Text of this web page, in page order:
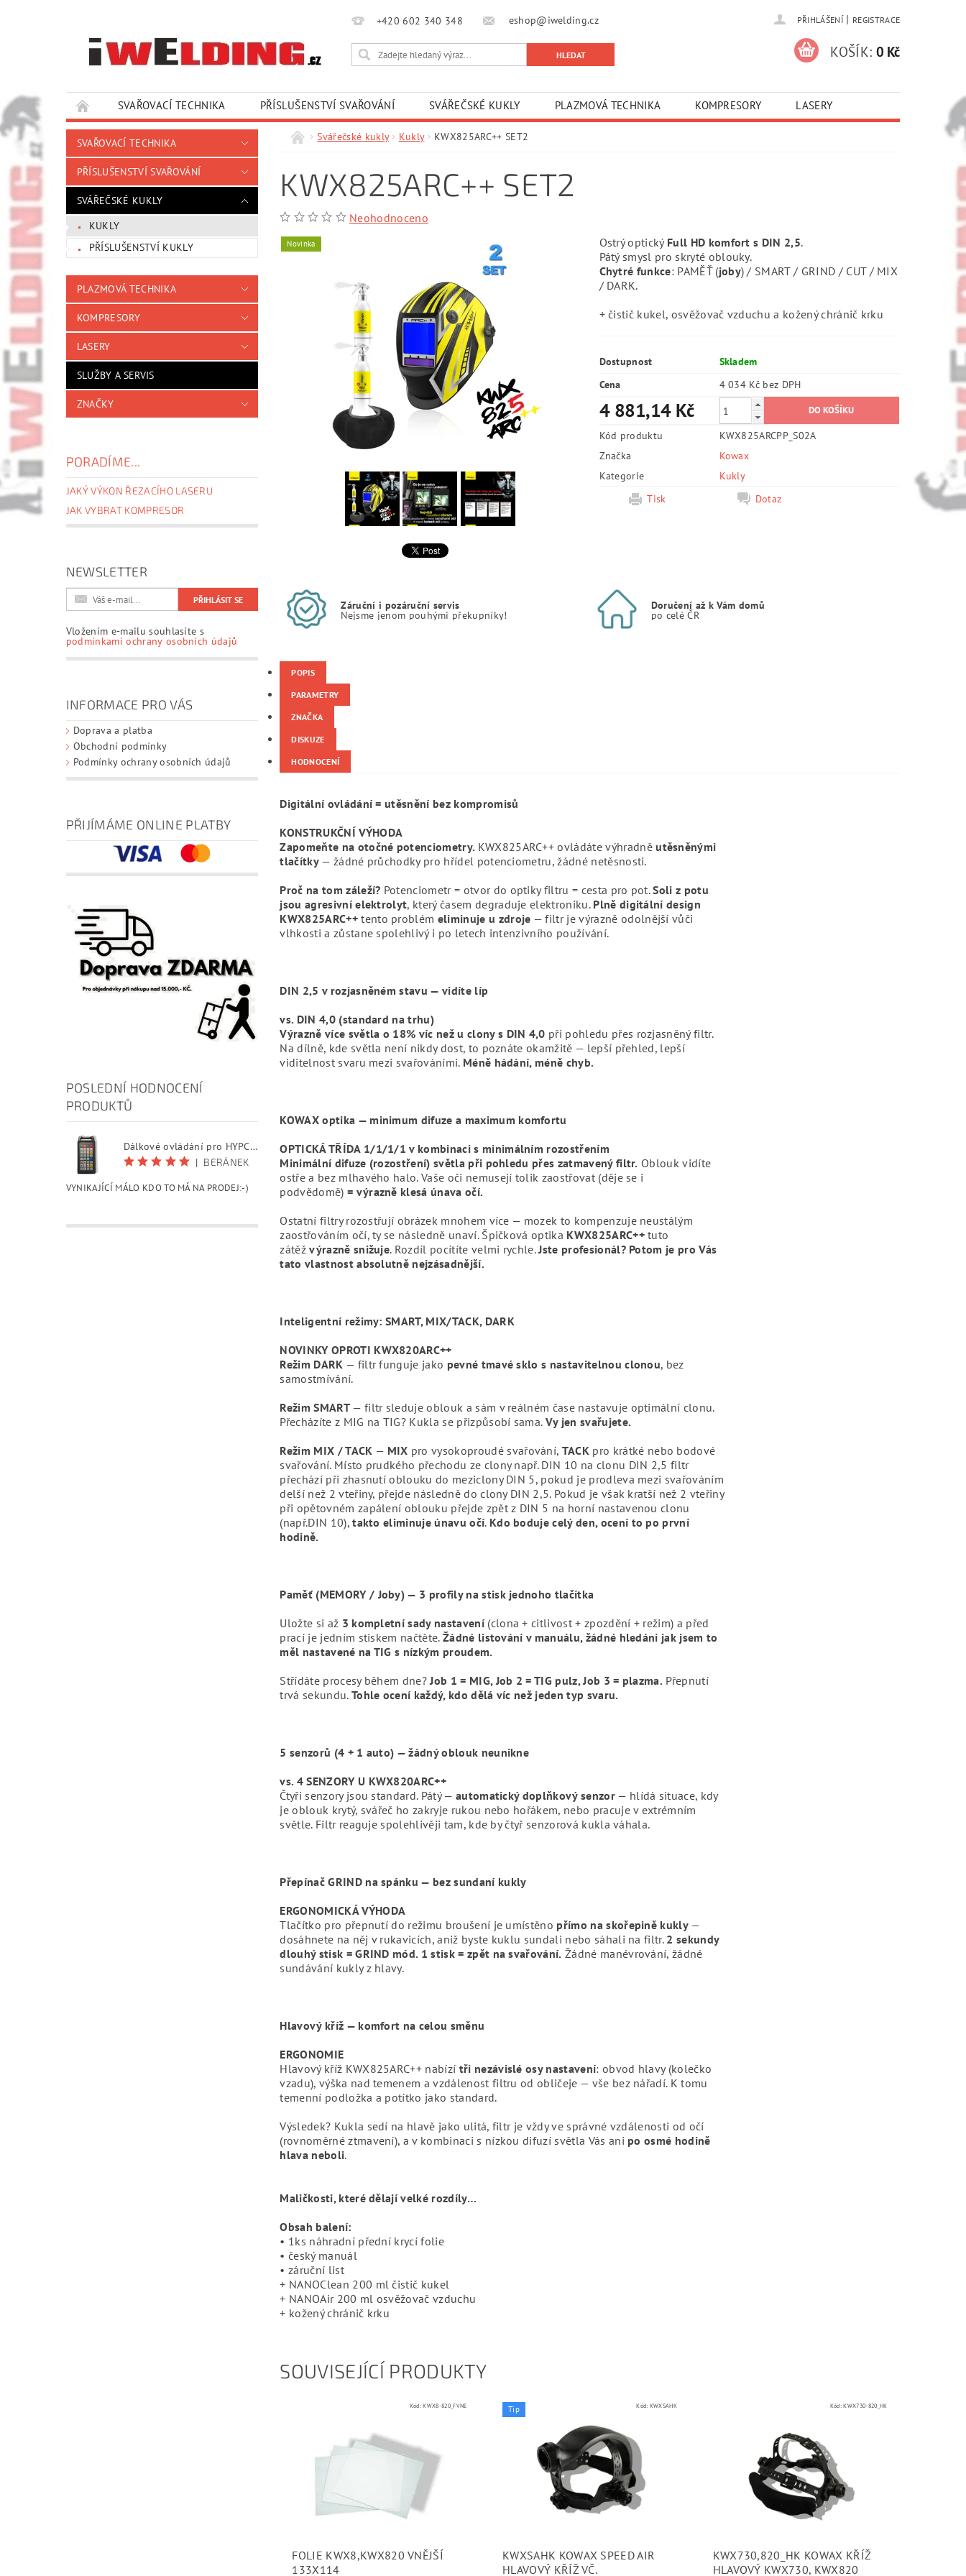
+420 602 340 348‎‎ eshop@iwelding.cz PŘIHLÁŠENÍ | REGISTRACE
KOŠÍK: 0 Kč
SVAŘOVACÍ TECHNIKA PŘÍSLUŠENSTVÍ SVAŘOVÁNÍ SVÁŘEČSKÉ KUKLY PLAZMOVÁ TECHNIKA KOMPRESORY
LASERY
SLUŽBY A SERVIS
KONTAKTY
SVAŘOVACÍ TECHNIKA
PŘÍSLUŠENSTVÍ SVAŘOVÁNÍ
SVÁŘEČSKÉ KUKLY
KUKLY
PŘÍSLUŠENSTVÍ KUKLY
PLAZMOVÁ TECHNIKA
KOMPRESORY
LASERY
SLUŽBY A SERVIS
ZNAČKY
PORADÍME...
JAKÝ VÝKON ŘEZACÍHO LASERU
JAK VYBRAT KOMPRESOR
NEWSLETTER
Vložením e-mailu souhlasíte s
podmínkami ochrany osobních údajů
INFORMACE PRO VÁS
Doprava a platba
Obchodní podmínky
Podmínky ochrany osobních údajů
PŘIJÍMÁME ONLINE PLATBY
POSLEDNÍ HODNOCENÍ
PRODUKTŮ
Dálkové ovládání pro HYPCUT software
| BERÁNEK
VYNIKAJÍCÍ MÁLO KDO TO MÁ NA PRODEJ:-)
Svářečské kukly Kukly KWX825ARC++ SET2
KWX825ARC++ SET2
Neohodnoceno
Novinka Ostrý optický Full HD komfort s DIN 2,5.
Pátý smysl pro skryté oblouky.
Chytré funkce: PAMĚŤ (joby) / SMART / GRIND / CUT / MIX
/ DARK.
+ čistič kukel, osvěžovač vzduchu a kožený chránič krku
Dostupnost
Skladem
Cena
4 034 Kč bez DPH
4 881,14 Kč
Kód produktu
KWX825ARCPP_S02A
Značka
Kowax
Kategorie
Kukly
Tisk
Dotaz
Záruční i pozáruční servis
Nejsme jenom pouhými překupníky!
Doručení až k Vám domů
po celé ČR
POPIS
PARAMETRY
ZNAČKA
DISKUZE
HODNOCENÍ
Digitální ovládání = utěsnění bez kompromisů
KONSTRUKČNÍ VÝHODA
Zapomeňte na otočné potenciometry. KWX825ARC++ ovládáte výhradněutěsněnými
tlačítky— žádné průchodky pro hřídel potenciometru, žádné netěsnosti.
Proč na tom záleží? Potenciometr = otvor do optiky filtru = cesta pro pot.Soli z potu
jsou agresivní elektrolyt, který časem degraduje elektroniku. Plně digitální design
KWX825ARC++tento problém eliminuje u zdroje — filtr je výrazně odolnější vůči
vlhkosti a zůstane spolehlivý i po letech intenzivního používání.
DIN 2,5 v rozjasněném stavu — vidíte líp
vs. DIN 4,0 (standard na trhu)
Výrazně více světla o 18% víc než u clony s DIN 4,0 při pohledu přes rozjasněný filtr.
Na dílně, kde světla není nikdy dost, to poznáte okamžitě — lepší přehled, lepší
viditelnost svaru mezi svařováními. Méně hádání, méně chyb.
KOWAX optika — minimum difuze a maximum komfortu
OPTICKÁ TŘÍDA 1/1/1/1 v kombinaci s minimálním rozostřením
Minimální difuze (rozostření) světlapři pohledu přes zatmavený filtr. Oblouk vidíte
ostře a bez mlhavého halo. Vaše oči nemusejí tolik zaostřovat (děje se i
podvědomě) = výrazně klesá únava očí.
Ostatní filtry rozostřují obrázek mnohem více — mozek to kompenzuje neustálým
zaostřováním očí, ty se následně unaví. Špičková optika KWX825ARC++tuto
zátěžvýrazně snižuje. Rozdíl pocítíte velmi rychle.Jste profesionál? Potom je pro Vás
tato vlastnost absolutně nejzásadnější.
Inteligentní režimy: SMART, MIX/TACK, DARK
NOVINKY OPROTI KWX820ARC++
Režim DARK — filtr funguje jako pevné tmavé sklo s nastavitelnou clonou, bez
samostmívání.
Režim SMART— filtr sleduje oblouk a sám v reálném čase nastavuje optimální clonu.
Přecházíte z MIG na TIG? Kukla se přizpůsobí sama. Vy jen svařujete.
Režim MIX / TACK — MIX pro vysokoproudé svařování, TACK pro krátké nebo bodové
svařování. Místo prudkého přechodu ze clony např. DIN 10 na clonu DIN 2,5 filtr
přechází při zhasnutí oblouku do meziclony DIN 5, pokud je prodleva mezi svařováním
delší než 2 vteřiny, přejde následně do clony DIN 2,5. Pokud je však kratší než 2 vteřiny
při opětovném zapálení oblouku přejde zpět z DIN 5 na horní nastavenou clonu
(např.DIN 10),takto eliminuje únavu očí. Kdo boduje celý den, ocení to po první
hodině.
Paměť (MEMORY / Joby) — 3 profily na stisk jednoho tlačítka
Uložte si až 3 kompletní sady nastavení(clona + citlivost + zpozdění + režim) a před
prací je jedním stiskem načtěte. Žádné listování v manuálu, žádné hledání jak jsem to
měl nastavené na TIG s nízkým proudem.
Střídáte procesy během dne?Job 1 = MIG, Job 2 = TIG pulz, Job 3 = plazma. Přepnutí
trvá sekundu. Tohle ocení každý, kdo dělá víc než jeden typ svaru.
5 senzorů (4 + 1 auto) — žádný oblouk neunikne
vs. 4 SENZORY U KWX820ARC++
Čtyři senzory jsou standard. Pátý — automatický doplňkový senzor— hlídá situace, kdy
je oblouk krytý, svářeč ho zakryje rukou nebo hořákem, nebo pracuje v extrémním
světle. Filtr reaguje spolehlivěji tam, kde by čtyř senzorová kukla váhala.
Přepínač GRIND na spánku — bez sundaní kukly
ERGONOMICKÁ VÝHODA
Tlačítko pro přepnutí do režimu broušení je umístěno přímo na skořepině kukly —
dosáhnete na něj v rukavicích, aniž byste kuklu sundali nebo sáhali na filtr. 2 sekundy
dlouhý stisk = GRIND mód. 1 stisk = zpět na svařování. Žádné manévrování, žádné
sundávání kukly z hlavy.
Hlavový kříž — komfort na celou směnu
ERGONOMIE
Hlavový kříž KWX825ARC++ nabízí tři nezávislé osy nastavení: obvod hlavy (kolečko
vzadu), výška nad temenem a vzdálenost filtru od obličeje — vše bez nářadí. K tomu
temenní podložka a potítko jako standard.
Výsledek? Kukla sedí na hlavě jako ulitá, filtr je vždy ve správné vzdálenosti od očí
(rovnoměrné ztmavení), a v kombinaci s nízkou difuzí světla Vás ani po osmé hodině
hlava neboli.
Maličkosti, které dělají velké rozdíly…
Obsah balení:
• 1ks náhradní přední krycí folie
• český manuál
• záruční list
+ NANOClean 200 ml čistič kukel
+ NANOAir 200 ml osvěžovač vzduchu
+ kožený chránič krku
SOUVISEJÍCÍ PRODUKTY
Kód:KWX8-820_FVNE
FOLIE KWX8,KWX820 VNĚJŠÍ
133X114
Tip Kód: KWXSAHK
KWXSAHK KOWAX SPEED AIR
HLAVOVÝ KŘÍŽ VČ.
Kód:KWX730-820_HK
KWX730,820_HK KOWAX KŘÍŽ
HLAVOVÝ KWX730, KWX820